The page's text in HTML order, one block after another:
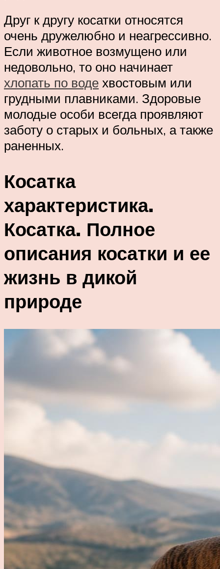
Друг к другу косатки относятся
очень дружелюбно и неагрессивно.
Если животное возмущено или
недовольно, то оно начинает
хлопать по воде хвостовым или
грудными плавниками. Здоровые
молодые особи всегда проявляют
заботу о старых и больных, а также
раненных.
Косатка
характеристика.
Косатка. Полное
описания косатки и ее
жизнь в дикой
природе